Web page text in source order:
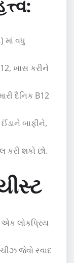
માં વધુ
ખાસ કરીને
દૈનિક B12
બાફીને,
કરી શકો છો.
લોકપ્રિય
જેવો સ્વાદ